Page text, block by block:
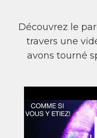
Découvrez le
travers une
avons tourné